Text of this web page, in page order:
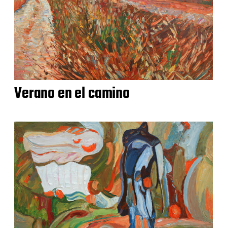
Verano en el camino